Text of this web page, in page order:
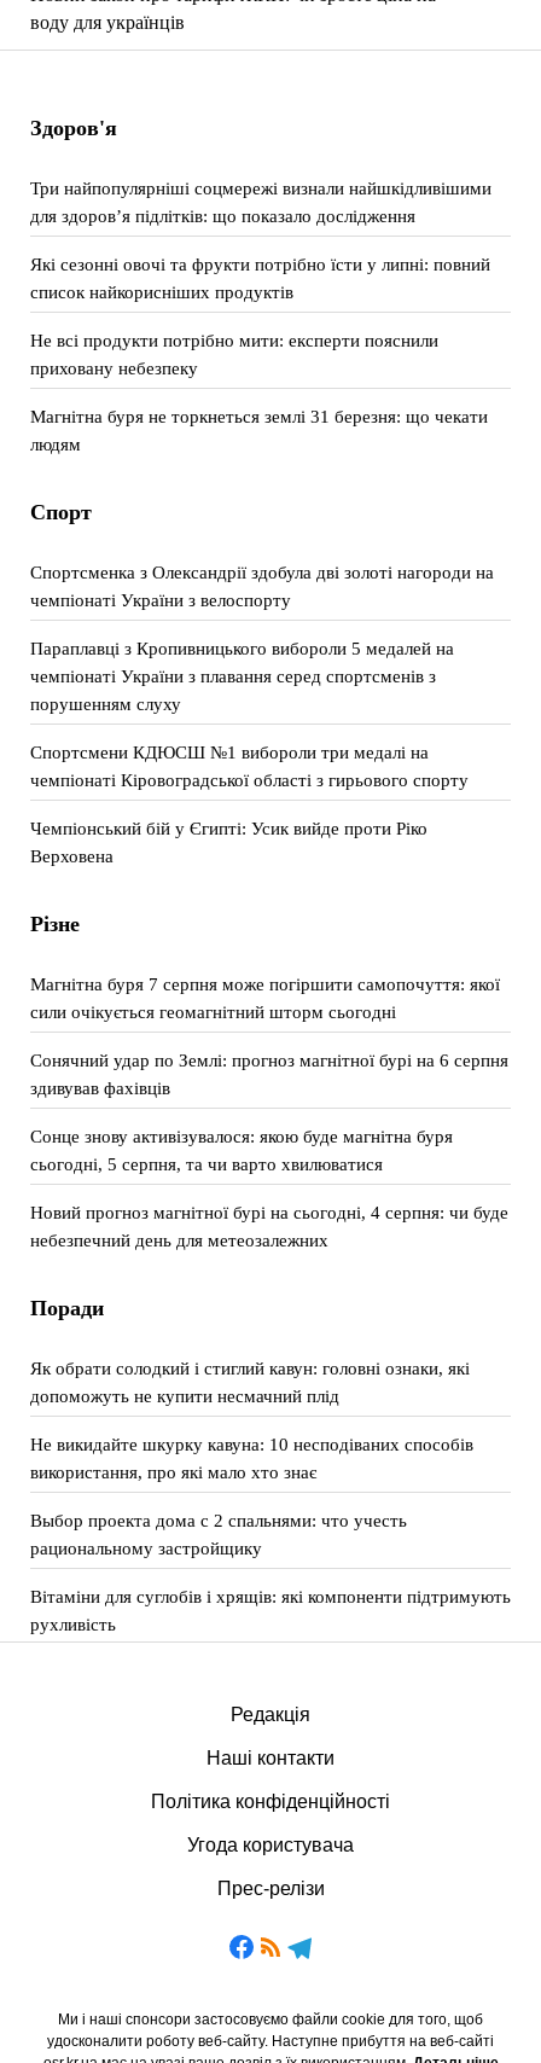
воду для українців
Здоров'я
Три найпопулярніші соцмережі визнали найшкідливішими
для здоров’я підлітків: що показало дослідження
Які сезонні овочі та фрукти потрібно їсти у липні: повний
список найкорисніших продуктів
Не всі продукти потрібно мити: експерти пояснили
приховану небезпеку
Магнітна буря не торкнеться землі 31 березня: що чекати
людям
Спорт
Спортсменка з Олександрії здобула дві золоті нагороди на
чемпіонаті України з велоспорту
Параплавці з Кропивницького вибороли 5 медалей на
чемпіонаті України з плавання серед спортсменів з
порушенням слуху
Спортсмени КДЮСШ №1 вибороли три медалі на
чемпіонаті Кіровоградської області з гирьового спорту
Чемпіонський бій у Єгипті: Усик вийде проти Ріко
Верховена
Різне
Магнітна буря 7 серпня може погіршити самопочуття: якої
сили очікується геомагнітний шторм сьогодні
Сонячний удар по Землі: прогноз магнітної бурі на 6 серпня
здивував фахівців
Сонце знову активізувалося: якою буде магнітна буря
сьогодні, 5 серпня, та чи варто хвилюватися
Новий прогноз магнітної бурі на сьогодні, 4 серпня: чи буде
небезпечний день для метеозалежних
Поради
Як обрати солодкий і стиглий кавун: головні ознаки, які
допоможуть не купити несмачний плід
Не викидайте шкурку кавуна: 10 несподіваних способів
використання, про які мало хто знає
Выбор проекта дома с 2 спальнями: что учесть
рациональному застройщику
Вітаміни для суглобів і хрящів: які компоненти підтримують
рухливість
Редакція
Наші контакти
Політика конфіденційності
Угода користувача
Прес-релізи
Ми і наші спонсори застосовуємо файли cookie для того, щоб
удосконалити роботу веб-сайту. Наступне прибуття на веб-сайті